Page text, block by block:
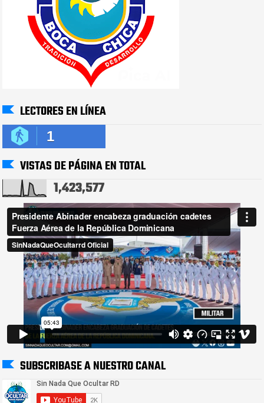
LECTORES EN LÍNEA
1
VISTAS DE PÁGINA EN TOTAL
1,423,577
SUBSCRIBASE A NUESTRO CANAL